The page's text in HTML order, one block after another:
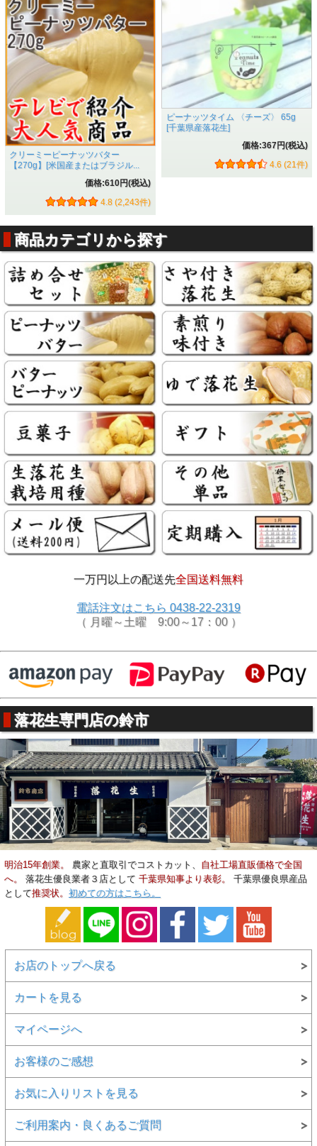
こだわりその五 味と香りを最大限引き出す焙煎法「切断面
製法」
「煎り方なんて千葉県産の落花生を使って入れば大差な
い。」
いいえ、そんなことはありません。
落花生を「本当に美味しい落花生」にするためには素材だけ
でなく煎り方もとても重要なんです。
しかしその最適な煎り時間は
鈴市商店では煎り具合を安定させるため焙煎中に落花生を真
っ二つに切断し、切断面の色と香りを判断して煎りあげてい
ます。
落花生のような小さい食品も内部が重要です。 内部を見る
ことによって煎り具合を自在に調整でき、 味と香りを最大限
引き出せます。
「老舗の技」などの曖昧な一言では済ませない。 「切断面
製法」という確かな製法が鈴市商店にはあります。
原料の落花生を仲介業者を挟まずに、農家様から直接買い付
販価格でお送りいたします。
＜最後にもう一度整理します！＞
1・お求め安い千葉県落花生「 Ｑ（きゅ
ー）なっつ」
2・何十年も美味しい落花生を作ってき
た農家さんの落花生
3・合計6回もの選別作業で良い落花生
だけを
クリーミーピーナッツバター
【270g】[米国産またはブラジル...
価格:610円(税込)
4.8 (2,243件)
ピーナッツタイム 〈チーズ〉 65g
[千葉県産落花生]
価格:367円(税込)
4.6 (21件)
商品カテゴリから探す
一万円以上の配送先全国送料無料
電話注文はこちら 0438-22-2319
（ 月曜～土曜 9:00～17：00 ）
落花生専門店の鈴市
明治15年創業。 農家と直取引でコストカット、 自社工場直販価格で全国
へ。
落花生優良業者３店として 千葉県知事より表彰。
千葉県優良県産品
として推奨状。 初めての方はこちら。
お店のトップへ戻る
カートを見る
マイページへ
お客様のご感想
お気に入りリストを見る
ご利用案内・良くあるご質問